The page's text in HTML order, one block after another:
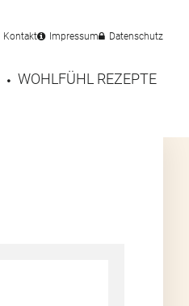
Kontakt Impressum Datenschutz
WOHLFÜHL REZEPTE